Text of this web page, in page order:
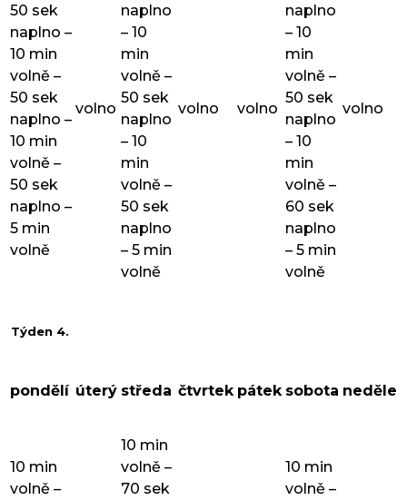
50 sek
naplno –
10 min
volně –
50 sek
naplno –
10 min
volně –
50 sek
naplno –
5 min
volně
volno
naplno
– 10
min
volně –
50 sek
naplno
– 10
min
volně –
50 sek
naplno
– 5 min
volně
volno volno
naplno
– 10
min
volně –
50 sek
naplno
– 10
min
volně –
60 sek
naplno
– 5 min
volně
volno
Týden 4.
pondělí úterý středa čtvrtek pátek sobota neděle
10 min
volně –
10 min
volně –
70 sek
10 min
volně –